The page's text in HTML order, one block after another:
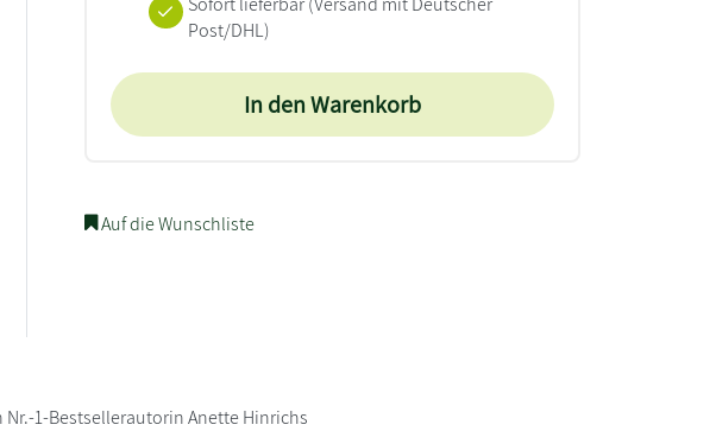
Post/DHL)
In den Warenkorb
Auf die Wunschliste
1-Bestsellerautorin Anette Hinrichs